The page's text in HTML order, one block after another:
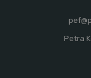
Petra